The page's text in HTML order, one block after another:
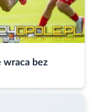
wraca bez